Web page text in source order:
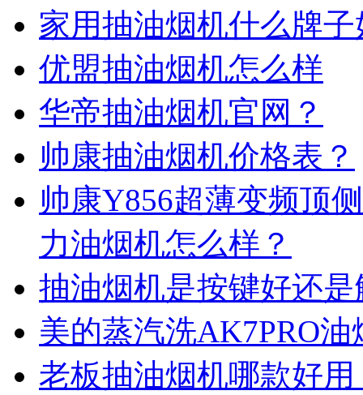
家用抽油烟机什么牌子
优盟抽油烟机怎么样
华帝抽油烟机官网？
帅康抽油烟机价格表？
帅康Y856超薄变频顶
力油烟机怎么样？
抽油烟机是按键好还
美的蒸汽洗AK7PRO
老板抽油烟机哪款好用